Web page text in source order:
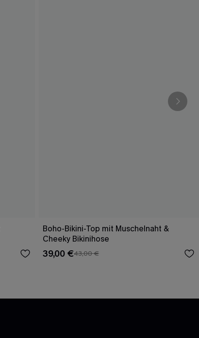
Boho-Bikini-Top mit Muschelnaht &
Cheeky Bikinihose
39,00 €43,00 €